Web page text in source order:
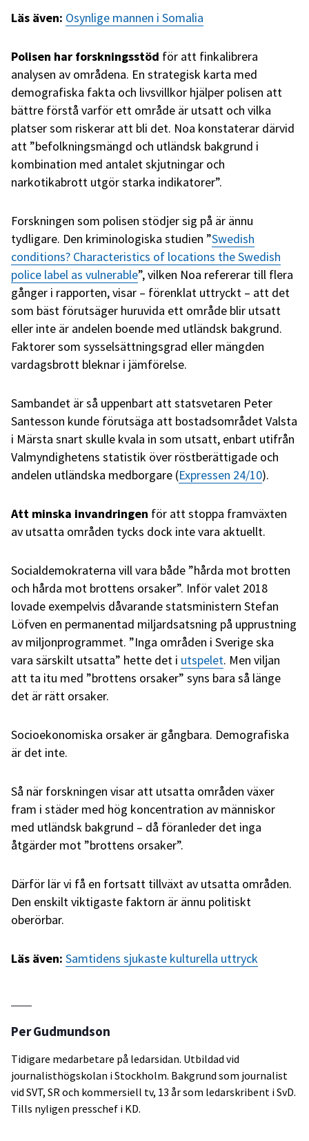
Läs även: Osynlige mannen i Somalia
Polisen har forskningsstöd för att finkalibrera
analysen av områdena. En strategisk karta med
demografiska fakta och livsvillkor hjälper polisen att
bättre förstå varför ett område är utsatt och vilka
platser som riskerar att bli det. Noa konstaterar därvid
att ”befolkningsmängd och utländsk bakgrund i
kombination med antalet skjutningar och
narkotikabrott utgör starka indikatorer”.
Forskningen som polisen stödjer sig på är ännu
tydligare. Den kriminologiska studien ”Swedish
conditions? Characteristics of locations the Swedish
police label as vulnerable”, vilken Noa refererar till flera
gånger i rapporten, visar – förenklat uttryckt – att det
som bäst förutsäger huruvida ett område blir utsatt
eller inte är andelen boende med utländsk bakgrund.
Faktorer som sysselsättningsgrad eller mängden
vardagsbrott bleknar i jämförelse.
Sambandet är så uppenbart att statsvetaren Peter
Santesson kunde förutsäga att bostadsområdet Valsta
i Märsta snart skulle kvala in som utsatt, enbart utifrån
Valmyndighetens statistik över röstberättigade och
andelen utländska medborgare (Expressen 24/10).
Att minska invandringen för att stoppa framväxten
av utsatta områden tycks dock inte vara aktuellt.
Socialdemokraterna vill vara både ”hårda mot brotten
och hårda mot brottens orsaker”. Inför valet 2018
lovade exempelvis dåvarande statsministern Stefan
Löfven en permanentad miljardsatsning på upprustning
av miljonprogrammet. ”Inga områden i Sverige ska
vara särskilt utsatta” hette det i utspelet. Men viljan
att ta itu med ”brottens orsaker” syns bara så länge
det är rätt orsaker.
Socioekonomiska orsaker är gångbara. Demografiska
är det inte.
Så när forskningen visar att utsatta områden växer
fram i städer med hög koncentration av människor
med utländsk bakgrund – då föranleder det inga
åtgärder mot ”brottens orsaker”.
Därför lär vi få en fortsatt tillväxt av utsatta områden.
Den enskilt viktigaste faktorn är ännu politiskt
oberörbar.
Läs även: Samtidens sjukaste kulturella uttryck
Per Gudmundson
Tidigare medarbetare på ledarsidan. Utbildad vid
journalisthögskolan i Stockholm. Bakgrund som journalist
vid SVT, SR och kommersiell tv, 13 år som ledarskribent i SvD.
Tills nyligen presschef i KD.